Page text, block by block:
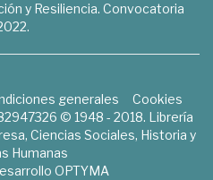
y Resiliencia. Convocatoria
generales
Cookies
© 1948 - 2018. Librería
Ciencias Sociales, Historia y
Humanas
OPTYMA